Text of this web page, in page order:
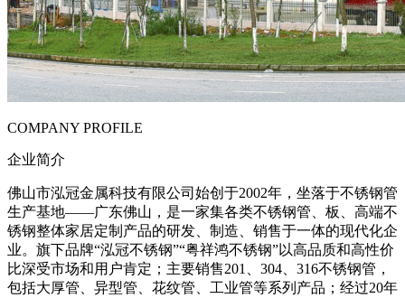
COMPANY PROFILE
企业简介
佛山市泓冠金属科技有限公司始创于2002年，坐落于不锈钢管
生产基地——广东佛山，是一家集各类不锈钢管、板、高端不
锈钢整体家居定制产品的研发、制造、销售于一体的现代化企
业。旗下品牌“泓冠不锈钢”“粤祥鸿不锈钢”以高品质和高性价
比深受市场和用户肯定；主要销售201、304、316不锈钢管，
包括大厚管、异型管、花纹管、工业管等系列产品；经过20年